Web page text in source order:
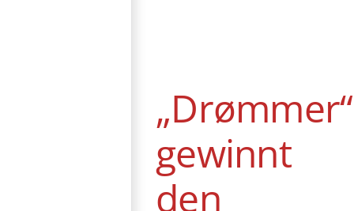
„Drømmer“
gewinnt
den